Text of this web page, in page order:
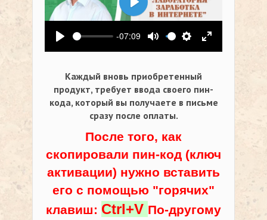
Воспроизвести
-07:09
Выключить звук
Настройки
На весь
Воспроизвести
Каждый вновь приобретенный
продукт, требует ввода своего пин-
кода, который вы получаете в письме
сразу после оплаты.
После того, как
скопировали пин-код (ключ
активации) нужно вставить
его с помощью "горячих"
клавиш: Ctrl+V По-другому